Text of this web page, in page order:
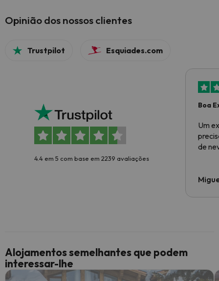
Opinião dos nossos clientes
Trustpilot Esquiades.com
4.4 em 5 com base em 2239 avaliações
Boa
Um
de
Alojamentos semelhantes que podem
interessar-lhe